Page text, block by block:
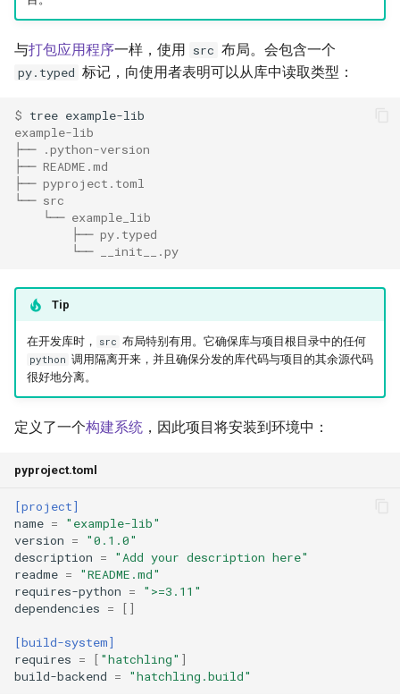
与打包应用程序一样，使用 src 布局。会包含一个
py.typed 标记，向使用者表明可以从库中读取类型：
$ tree
example-lib
├── .python-version
├── README.md
├── pyproject.toml
└── src
    └── example_lib
        ├── py.typed
        └── __init__.py
Tip
在开发库时， src 布局特别有用。它确保库与项目根目录中的任何
python 调用隔离开来，并且确保分发的库代码与项目的其余源代码
很好地分离。
定义了一个构建系统 ，因此项目将安装到环境中：
pyproject.toml
[project]
name =
"example-lib"
version =
"0.1.0"
description =
"Add your description here"
readme =
"README.md"
requires-python =
">=3.11"
dependencies = []
[build-system]
requires = [ "hatchling" ]
build-backend = "hatchling.build"